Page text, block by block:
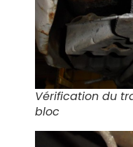
Vérification du
bloc